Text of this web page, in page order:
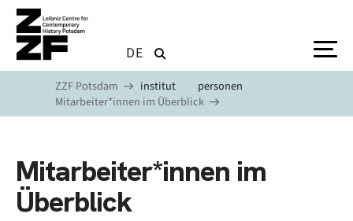
Skip to main content
DE
ZZF Potsdam institut
personen
Mitarbeiter*innen im Überblick
Mitarbeiter*innen im
Überblick